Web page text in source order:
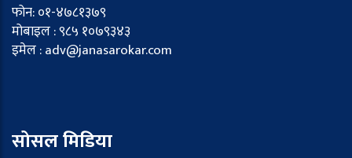
फोन: ०१-४७८१३७९
मोबाइल : ९८५ १०७९३४३
इमेल : adv@janasarokar.com
सोसल मिडिया